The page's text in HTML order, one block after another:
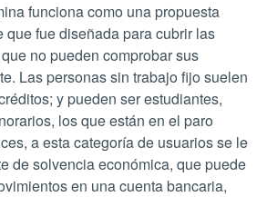
funciona como una propuesta
que fue diseñada para cubrir las
no pueden comprobar sus
Las personas sin trabajo fijo suelen
y pueden ser estudiantes,
los que están en el paro
a esta categoría de usuarios se le
de solvencia económica, que puede
en una cuenta bancaria,